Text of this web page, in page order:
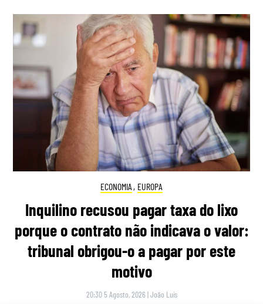
ECONOMIA , EUROPA
Inquilino recusou pagar taxa do lixo
porque o contrato não indicava o valor:
tribunal obrigou-o a pagar por este
motivo
20:30 5 Agosto, 2026 |João Luís